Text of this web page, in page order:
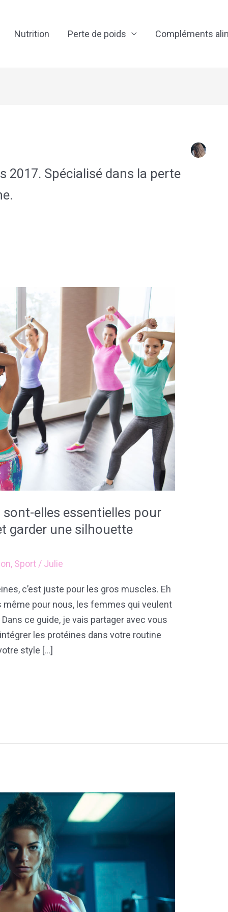
Nutrition Perte de poids Compléments
2017. Spécialisé dans la perte
elles essentielles pour
garder une silhouette
, Sport / Julie
c’est juste pour les gros muscles. Eh
même pour nous, les femmes qui veulent
ce guide, je vais partager avec vous
les protéines dans votre routine
style […]